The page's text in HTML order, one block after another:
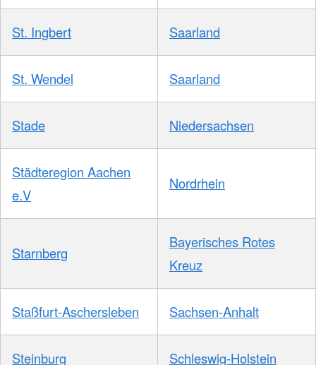
St. Ingbert Saarland
St. Wendel Saarland
Stade Niedersachsen
Städteregion Aachen
e.V
Nordrhein
Starnberg
Bayerisches Rotes
Kreuz
Staßfurt-Aschersleben Sachsen-Anhalt
Steinburg Schleswig-Holstein